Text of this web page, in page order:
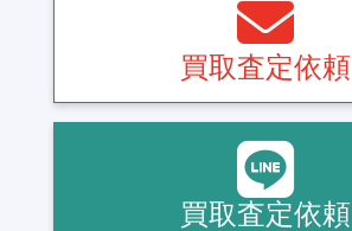
買取査定依頼
買取査定依頼